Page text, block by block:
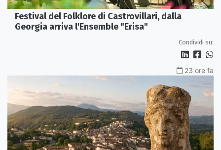
Festival del Folklore di Castrovillari, dalla
Georgia arriva l'Ensemble "Erisa"
Condividi su:
23 ore fa